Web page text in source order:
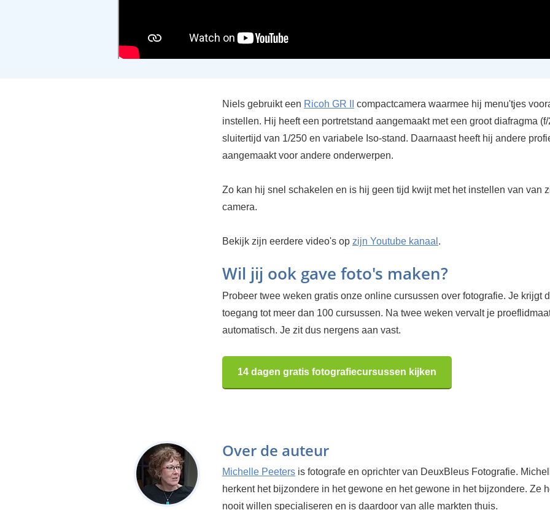
Niels gebruikt een Ricoh GR II
compactcamera waarmee hij menu'tjes
instellen. Hij heeft een portretstand aangemaakt met een groot diafragma (f/
sluitertijd van 1/250 en variabele Iso-stand. Daarnaast heeft hij andere
aangemaakt voor andere onderwerpen.
Zo kan hij snel schakelen en is hij geen tijd kwijt met het instellen van van
camera.
Bekijk zijn eerdere video's op zijn Youtube kanaal .
Wil jij ook gave foto's maken?
Probeer twee weken gratis onze online cursussen over fotografie. Je krijgt
toegang tot meer dan 100 cursussen. Na twee weken vervalt je
automatisch. Je zit dus nergens aan vast.
14 dagen gratis fotografiecursussen kijken
Over de auteur
Michelle Peeters is fotografe en oprichter van DeuxBleus Fotografie.
herkent het bijzondere in het gewone en het gewone in het bijzondere. Ze
nooit willen specialiseren en is daardoor van alle markten thuis.